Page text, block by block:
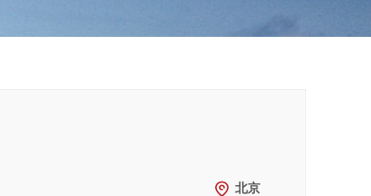
北京